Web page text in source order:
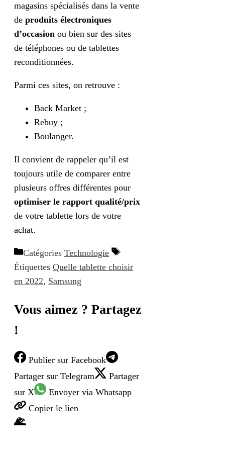
magasins spécialisés dans la vente
de produits électroniques
d’occasion ou bien sur des sites
de téléphones ou de tablettes
reconditionnées.
Parmi ces sites, on retrouve :
Back Market ;
Rebuy ;
Boulanger.
Il convient de rappeler qu’il est
toujours utile de comparer entre
plusieurs offres différentes pour
optimiser le rapport qualité/prix
de votre tablette lors de votre
achat.
Catégories Technologie
Étiquettes Quelle tablette choisir
en 2022, Samsung
Vous aimez ? Partagez
!
Publier sur Facebook
Partager sur Telegram
Partager
sur X
Envoyer via Whatsapp
Copier le lien